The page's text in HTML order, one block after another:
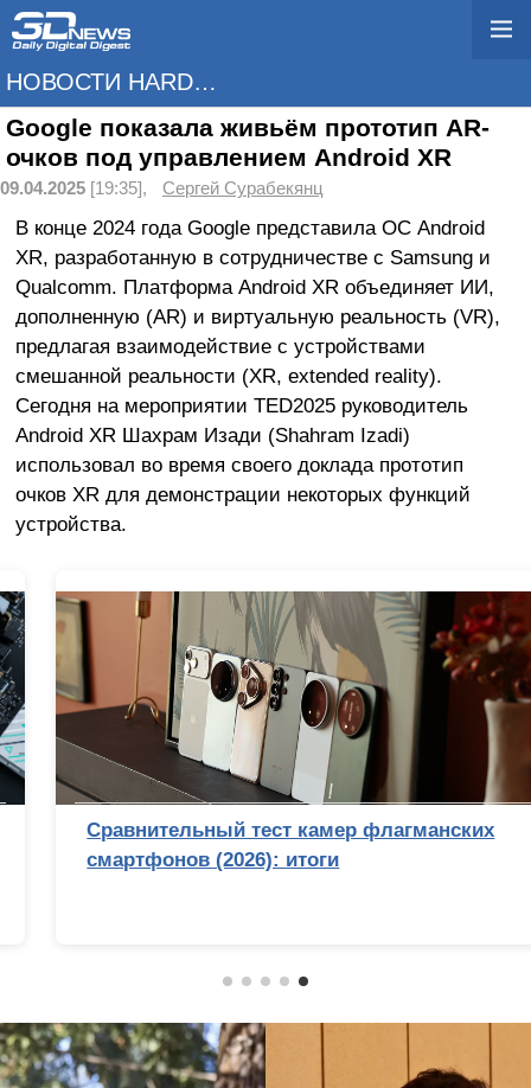
НОВОСТИ HARDWARE
Google показала живьём прототип AR-
очков под управлением Android XR
09.04.2025 [19:35], Сергей Сурабекянц
В конце 2024 года Google представила ОС Android
XR, разработанную в сотрудничестве с Samsung и
Qualcomm. Платформа Android XR объединяет ИИ,
дополненную (AR) и виртуальную реальность (VR),
предлагая взаимодействие с устройствами
смешанной реальности (XR, extended reality).
Сегодня на мероприятии TED2025 руководитель
Android XR Шахрам Изади (Shahram Izadi)
использовал во время своего доклада прототип
очков XR для демонстрации некоторых функций
устройства.
Обзор беззеркальной камеры Sony Alpha 7
V: эволюция с человеческим лицом